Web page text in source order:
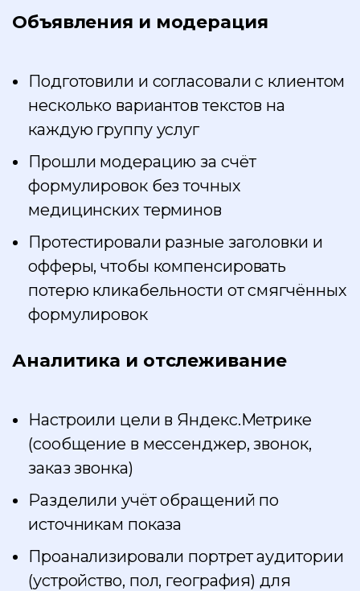
Объявления и модерация
Подготовили и согласовали с клиентом
несколько вариантов текстов на
каждую группу услуг
Прошли модерацию за счёт
формулировок без точных
медицинских терминов
Протестировали разные заголовки и
офферы, чтобы компенсировать
потерю кликабельности от смягчённых
формулировок
Аналитика и отслеживание
Настроили цели в Яндекс.Метрике
(сообщение в мессенджер, звонок,
заказ звонка)
Разделили учёт обращений по
источникам показа
Проанализировали портрет аудитории
(устройство, пол, география) для